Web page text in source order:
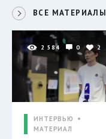
ВСЕ МАТЕРИАЛЫ
2 584 0 2
ИНТЕРВЬЮ
МАТЕРИАЛ